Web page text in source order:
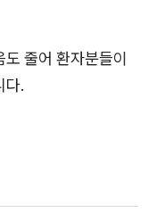
줄어 환자분들이
다.